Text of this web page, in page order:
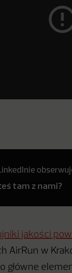
tam z nami?
jakości
AirRun w
główne